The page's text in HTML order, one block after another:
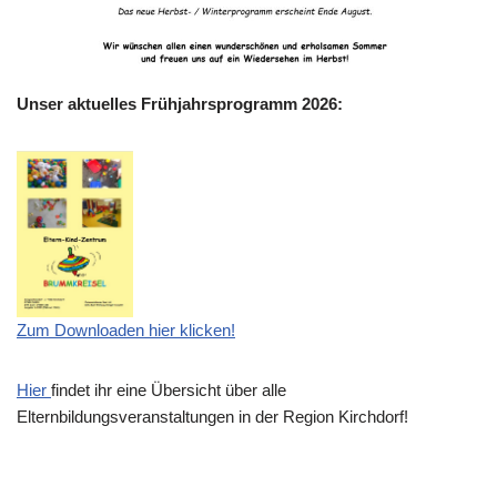
Unser aktuelles Frühjahrsprogramm 2026:
Zum Downloaden hier klicken!
Hier findet ihr eine Übersicht über alle
Elternbildungsveranstaltungen in der Region Kirchdorf!